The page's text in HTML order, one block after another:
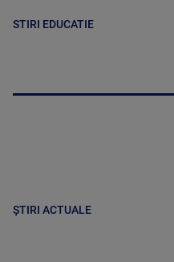
STIRI EDUCATIE
ȘTIRI ACTUALE